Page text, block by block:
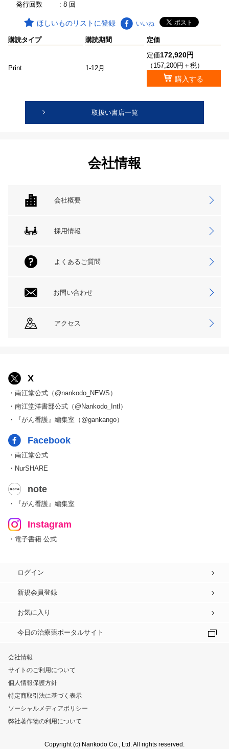
発行回数
: 8 回
ほしいものリストに登録 いいね
購読タイプ 購読期間 定価
Print 1-12月
定価172,920円
（157,200円＋税）
購入する
取扱い書店一覧
会社情報
会社概要
採用情報
よくあるご質問
お問い合わせ
アクセス
X
・南江堂公式（@nankodo_NEWS）
・南江堂洋書部公式（@Nankodo_Intl）
・『がん看護』編集室（@gankango）
Facebook
・南江堂公式
・NurSHARE
note
・『がん看護』編集室
Instagram
・電子書籍 公式
ログイン
新規会員登録
お気に入り
今日の治療薬ポータルサイト
会社情報
サイトのご利用について
個人情報保護方針
特定商取引法に基づく表示
ソーシャルメディアポリシー
弊社著作物の利用について
Copyright (c) Nankodo Co., Ltd. All rights reserved.